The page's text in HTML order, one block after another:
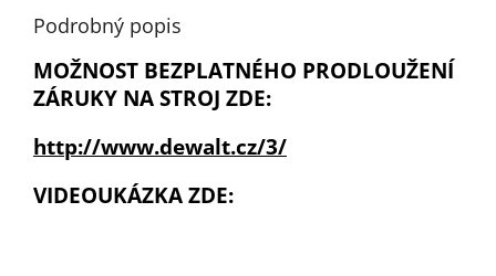
Podrobný popis
MOŽNOST BEZPLATNÉHO PRODLOUŽENÍ
ZÁRUKY NA STROJ ZDE:
http://www.dewalt.cz/3/
VIDEOUKÁZKA ZDE: